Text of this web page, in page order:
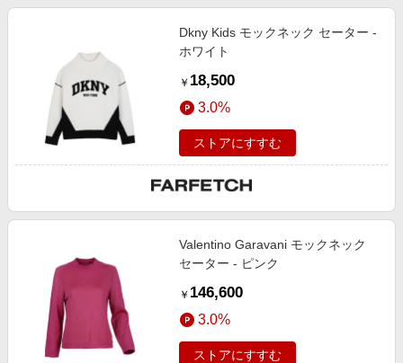
Dkny Kids モックネック セーター -
ホワイト
￥ 18,500
3.0%
ストアにすすむ
Valentino Garavani モックネック
セーター - ピンク
￥ 146,600
3.0%
ストアにすすむ